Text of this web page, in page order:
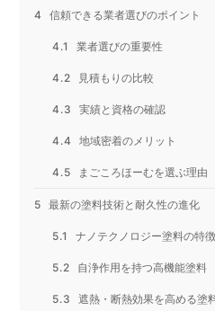
信頼できる業者選びのポイント
業者選びの重要性
見積もりの比較
実績と資格の確認
地域密着のメリット
まごころほーむを選ぶ理由
最新の塗料技術と耐久性の進化
ナノテクノロジー塗料の特徴
自浄作用を持つ高機能塗料
遮熱・断熱効果を高める塗